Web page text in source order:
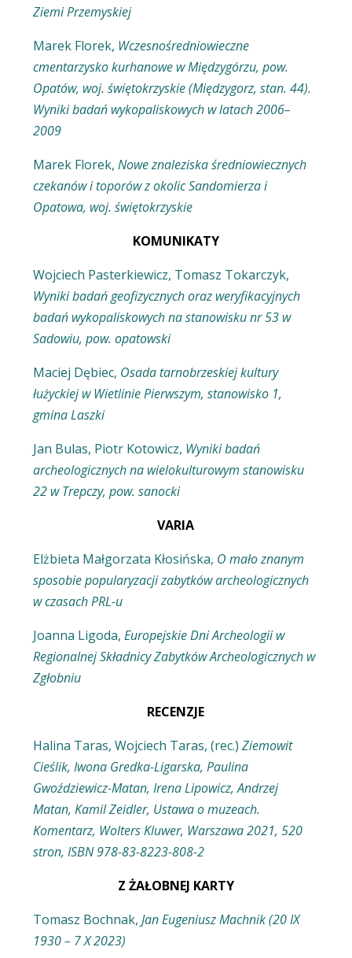
Ziemi Przemyskiej
Marek Florek, Wczesnośredniowieczne
cmentarzysko kurhanowe w Międzygórzu, pow.
Opatów, woj. świętokrzyskie (Międzygorz, stan. 44).
Wyniki badań wykopaliskowych w latach 2006–
2009
Marek Florek,Nowe znaleziska średniowiecznych
czekanów i toporów z okolic Sandomierza i
Opatowa, woj. świętokrzyskie
KOMUNIKATY
Wojciech Pasterkiewicz, Tomasz Tokarczyk,
Wyniki badań geofizycznych oraz weryfikacyjnych
badań wykopaliskowych na stanowisku nr 53 w
Sadowiu, pow. opatowski
Maciej Dębiec, Osada tarnobrzeskiej kultury
łużyckiej w Wietlinie Pierwszym, stanowisko 1,
gmina Laszki
Jan Bulas, Piotr Kotowicz, Wyniki badań
archeologicznych na wielokulturowym stanowisku
22 w Trepczy, pow. sanocki
VARIA
Elżbieta Małgorzata Kłosińska, O mało znanym
sposobie popularyzacji zabytków archeologicznych
w czasach PRL-u
Joanna Ligoda,Europejskie Dni Archeologii w
Regionalnej Składnicy Zabytków Archeologicznych w
Zgłobniu
RECENZJE
Halina Taras, Wojciech Taras, (rec.)Ziemowit
Cieślik, Iwona Gredka-Ligarska, Paulina
Gwoździewicz-Matan, Irena Lipowicz, Andrzej
Matan, Kamil Zeidler, Ustawa o muzeach.
Komentarz, Wolters Kluwer, Warszawa 2021, 520
stron, ISBN 978-83-8223-808-2
Z ŻAŁOBNEJ KARTY
Tomasz Bochnak,Jan Eugeniusz Machnik (20 IX
1930 – 7 X 2023)